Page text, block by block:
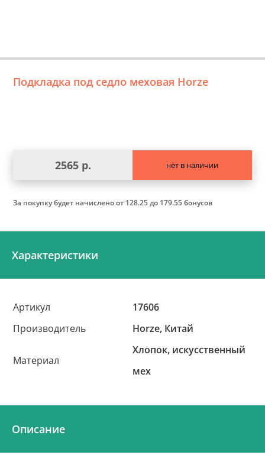
Подкладка под седло меховая Horze
2565 р. нет в наличии
За покупку будет начисленоот 128.25 до 179.55 бонусов
Характеристики
Артикул
17606
Производитель
Horze, Китай
Материал
Хлопок, искусственный
мех
Описание